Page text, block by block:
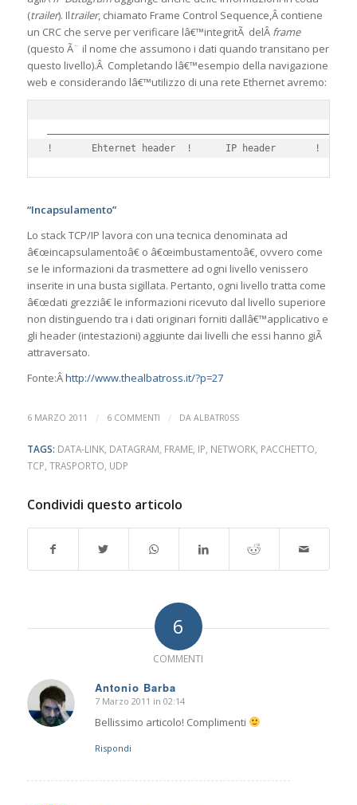
(trailer). Iltrailer, chiamato Frame Control Sequence,Â contiene
un CRC che serve per verificare lâ€™integritÃ delÂ frame
(questo Ã¨ il nome che assumono i dati quando transitano per
questo livello).Â Completando lâ€™esempio della navigazione
web e considerando lâ€™utilizzo di una rete Ethernet avremo:
“Incapsulamento”
Lo stack TCP/IP lavora con una tecnica denominata ad
â€œincapsulamentoâ€ o â€œimbustamentoâ€, ovvero come
se le informazioni da trasmettere ad ogni livello venissero
inserite in una busta sigillata. Pertanto, ogni livello tratta come
â€œdati grezziâ€ le informazioni ricevuto dal livello superiore
non distinguendo tra i dati originari forniti dallâ€™applicativo e
gli header (intestazioni) aggiunte dai livelli che essi hanno giÃ
attraversato.
Fonte:Âhttp://www.thealbatross.it/?p=27
6 MARZO 2011 / 6 COMMENTI / DA ALBATR0SS
TAGS: DATA-LINK, DATAGRAM FRAME, IP NETWORK, PACCHETTO
TCP TRASPORTO UDP
Condividi questo articolo
6
COMMENTI
Antonio Barba
dice:
7 Marzo 2011 in 02:14
Bellissimo articolo! Complimenti
Rispondi